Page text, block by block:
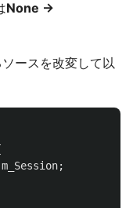
None →
ースを改変して以
m_Session;